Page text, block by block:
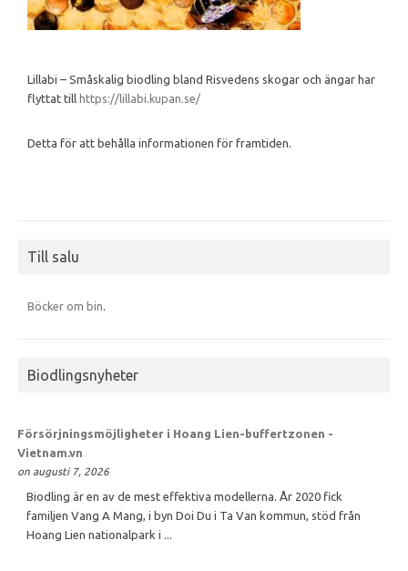
Lillabi – Småskalig biodling bland Risvedens skogar och ängar har
flyttat till https://lillabi.kupan.se/
Detta för att behålla informationen för framtiden.
Till salu
Böcker om bin.
Biodlingsnyheter
Försörjningsmöjligheter i Hoang Lien-buffertzonen -
Vietnam.vn
on augusti 7, 2026
Biodling är en av de mest effektiva modellerna. År 2020 fick
familjen Vang A Mang, i byn Doi Du i Ta Van kommun, stöd från
Hoang Lien nationalpark i ...